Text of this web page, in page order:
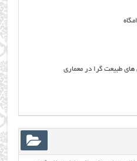
طبيعت گرا در معماری